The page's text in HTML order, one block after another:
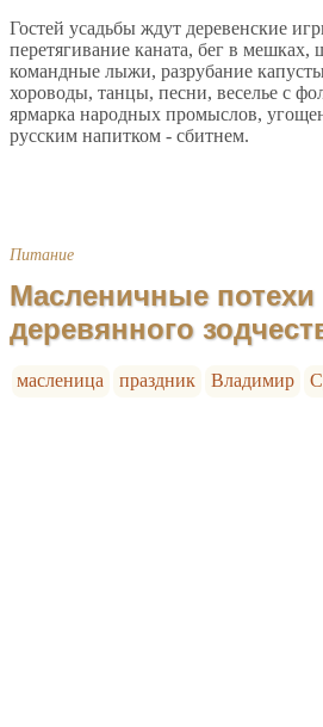
Гостей усадьбы ждут деревенские
перетягивание каната, бег в
командные лыжи, разрубание
хороводы, танцы, песни, веселье с
ярмарка народных промыслов,
русским напитком - сбитнем.
Питание
Масленичные потехи
деревянного
масленица праздник Владимир